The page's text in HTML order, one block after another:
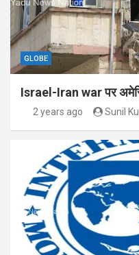
GLOBE
Israel-Iran war पर
2 years ago Sunil